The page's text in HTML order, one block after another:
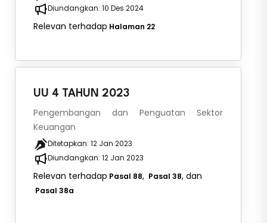
Diundangkan: 10 Des 2024
Relevan terhadap Halaman 22
UU 4 TAHUN 2023
Pengembangan dan Penguatan Sektor
Keuangan
Ditetapkan: 12 Jan 2023
Diundangkan: 12 Jan 2023
Relevan terhadap Pasal 88, Pasal 38, dan
Pasal 38a